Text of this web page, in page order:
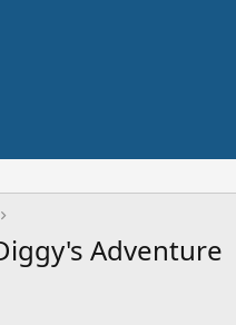
Adventure